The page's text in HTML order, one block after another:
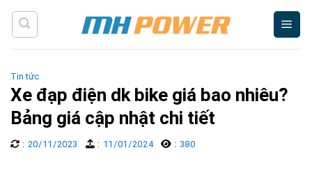
Skip
content
Tin tức
Xe đạp điện dk bike giá bao nhiêu?
Bảng giá cập nhật chi tiết
: 20/11/2023 : 11/01/2024 : 380